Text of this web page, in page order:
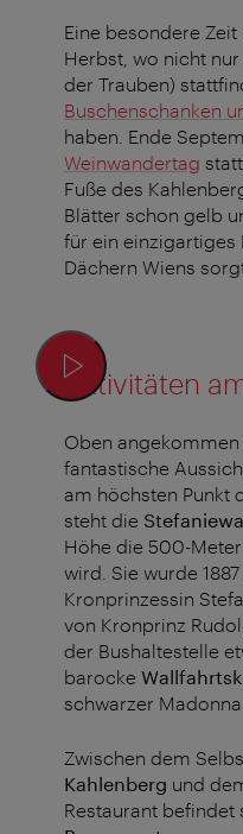
Eine besondere
Herbst, wo nicht
der Trauben)
Buschenschanken
haben. Ende
Weinwandertag
Fuße des
Blätter schon gelb
für ein einzigartiges
Dächern Wiens
Aktivitäten
Oben
fantastische
am höchsten Punkt
steht die
Höhe die 500-
wird. Sie wurde
Kronprinzessin
von Kronprinz
der Bushaltestelle
barocke
schwarzer Madonna
Zwischen dem
Kahlenberg und
Restaurant